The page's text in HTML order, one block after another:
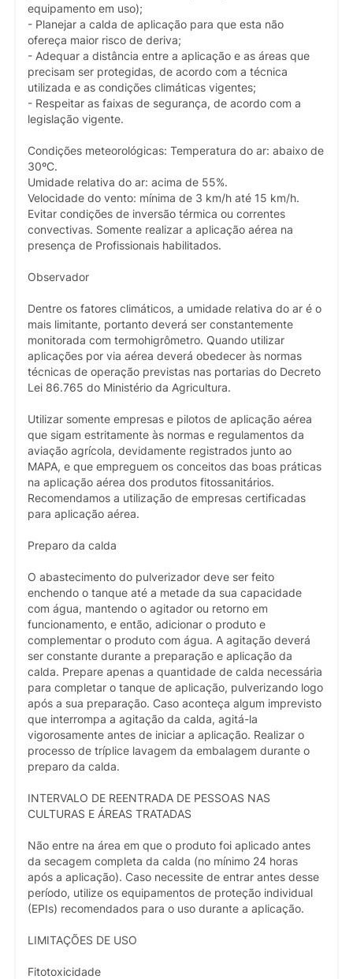
equipamento em uso);
- Planejar a calda de aplicação para que esta não
ofereça maior risco de deriva;
- Adequar a distância entre a aplicação e as áreas que
precisam ser protegidas, de acordo com a técnica
utilizada e as condições climáticas vigentes;
- Respeitar as faixas de segurança, de acordo com a
legislação vigente.
Condições meteorológicas: Temperatura do ar: abaixo de
30ºC.
Umidade relativa do ar: acima de 55%.
Velocidade do vento: mínima de 3 km/h até 15 km/h.
Evitar condições de inversão térmica ou correntes
convectivas. Somente realizar a aplicação aérea na
presença de Profissionais habilitados.
Observador
Dentre os fatores climáticos, a umidade relativa do ar é o
mais limitante, portanto deverá ser constantemente
monitorada com termohigrômetro. Quando utilizar
aplicações por via aérea deverá obedecer às normas
técnicas de operação previstas nas portarias do Decreto
Lei 86.765 do Ministério da Agricultura.
Utilizar somente empresas e pilotos de aplicação aérea
que sigam estritamente às normas e regulamentos da
aviação agrícola, devidamente registrados junto ao
MAPA, e que empreguem os conceitos das boas práticas
na aplicação aérea dos produtos fitossanitários.
Recomendamos a utilização de empresas certificadas
para aplicação aérea.
Preparo da calda
O abastecimento do pulverizador deve ser feito
enchendo o tanque até a metade da sua capacidade
com água, mantendo o agitador ou retorno em
funcionamento, e então, adicionar o produto e
complementar o produto com água. A agitação deverá
ser constante durante a preparação e aplicação da
calda. Prepare apenas a quantidade de calda necessária
para completar o tanque de aplicação, pulverizando logo
após a sua preparação. Caso aconteça algum imprevisto
que interrompa a agitação da calda, agitá-la
vigorosamente antes de iniciar a aplicação. Realizar o
processo de tríplice lavagem da embalagem durante o
preparo da calda.
INTERVALO DE REENTRADA DE PESSOAS NAS
CULTURAS E ÁREAS TRATADAS
Não entre na área em que o produto foi aplicado antes
da secagem completa da calda (no mínimo 24 horas
após a aplicação). Caso necessite de entrar antes desse
período, utilize os equipamentos de proteção individual
(EPIs) recomendados para o uso durante a aplicação.
LIMITAÇÕES DE USO
Fitotoxicidade